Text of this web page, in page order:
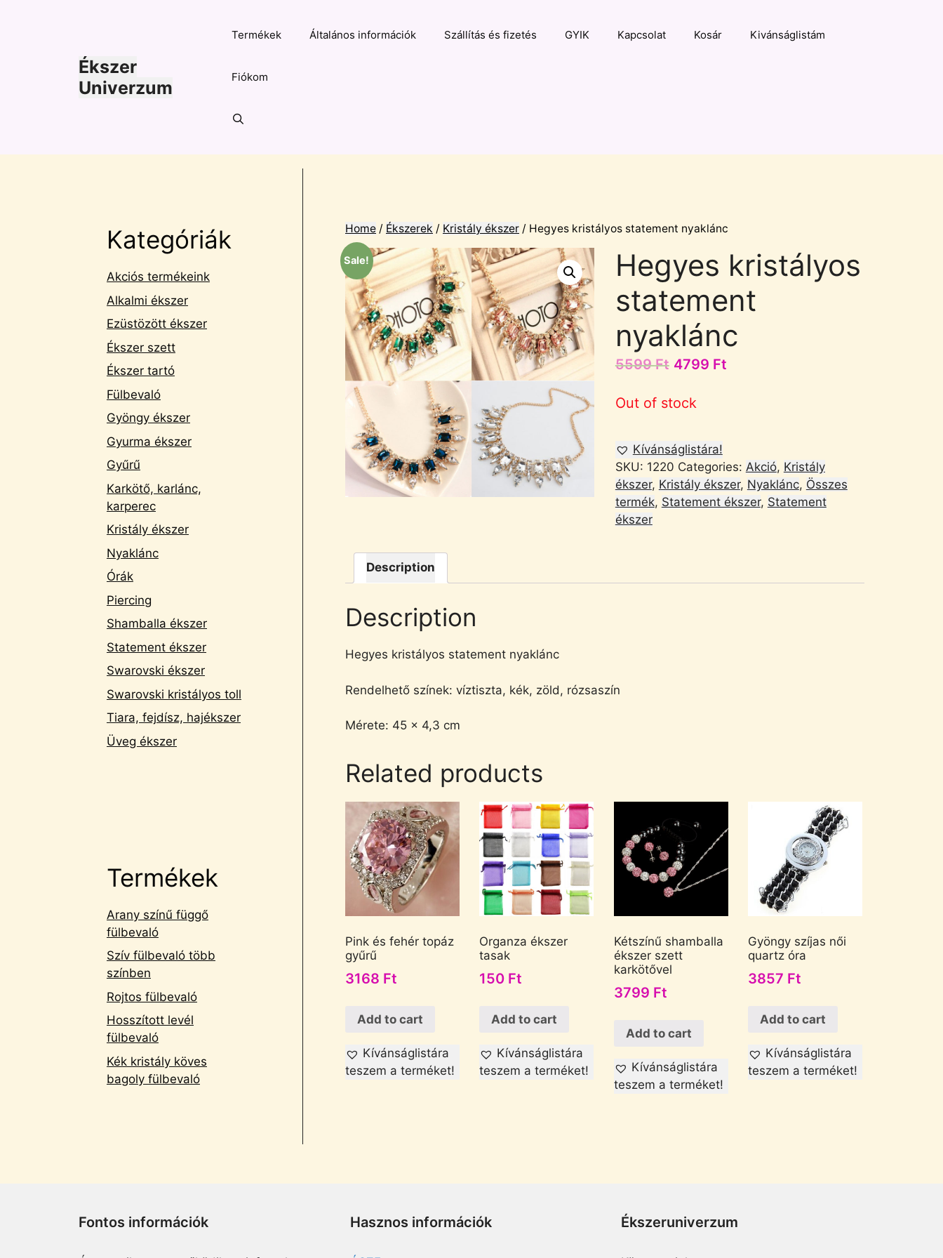
Ékszer
Univerzum
Termékek Általános információk Szállítás és fizetés GYIK Kapcsolat Kosár Kivánságlistám
Fiókom
Home / Ékszerek / Kristály ékszer / Hegyes kristályos statement nyaklánc
Sale!
Hegyes kristályos
statement
nyaklánc
5599Ft 4799 Ft
Out of stock
Kívánságlistára!
SKU: 1220 Categories: Akció, Kristály
ékszer, Kristály ékszer, Nyaklánc, Összes
termék, Statement ékszer, Statement
ékszer
Description
Description
Hegyes kristályos statement nyaklánc
Rendelhető színek: víztiszta, kék, zöld, rózsaszín
Mérete: 45 x 4,3 cm
Related products
Pink és fehér topáz
gyűrű
3168 Ft
Add to cart
Kívánságlistára
teszem a terméket!
Organza ékszer
tasak
150 Ft
Add to cart
Kívánságlistára
teszem a terméket!
Kétszínű shamballa
ékszer szett
karkötővel
3799 Ft
Add to cart
Kívánságlistára
teszem a terméket!
Gyöngy szíjas női
quartz óra
3857 Ft
Add to cart
Kívánságlistára
teszem a terméket!
Kategóriák
Akciós termékeink
Alkalmi ékszer
Ezüstözött ékszer
Ékszer szett
Ékszer tartó
Fülbevaló
Gyöngy ékszer
Gyurma ékszer
Gyűrű
Karkötő, karlánc,
karperec
Kristály ékszer
Nyaklánc
Órák
Piercing
Shamballa ékszer
Statement ékszer
Swarovski ékszer
Swarovski kristályos toll
Tiara, fejdísz, hajékszer
Üveg ékszer
Termékek
Arany színű függő
fülbevaló
Szív fülbevaló több
színben
Rojtos fülbevaló
Hosszított levél
fülbevaló
Kék kristály köves
bagoly fülbevaló
Fontos információk Hasznos információk Ékszeruniverzum